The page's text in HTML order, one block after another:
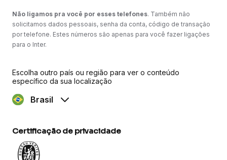
Não ligamos pra você por esses telefones. Também não
solicitamos dados pessoais, senha da conta, código de transação
por telefone. Estes números são apenas para você fazer ligações
para o Inter.
Escolha outro país ou região para ver o conteúdo
específico da sua localização
Brasil
Certificação de privacidade